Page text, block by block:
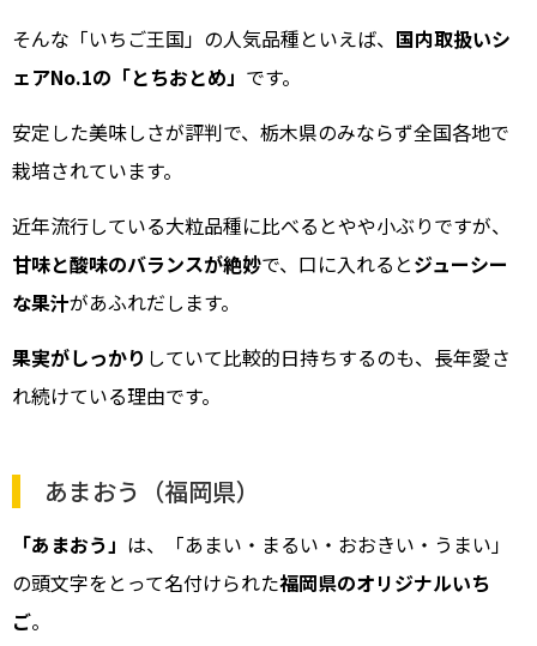
そんな「いちご王国」の人気品種といえば、 国内取扱いシ
ェアNo.1の「とちおとめ」 です。
安定した美味しさが評判で、栃木県のみならず全国各地で
栽培されています。
近年流行している大粒品種に比べるとやや小ぶりですが、
甘味と酸味のバランスが絶妙で、口に入れるとジューシー
な果汁があふれだします。
果実がしっかり していて比較的日持ちするのも、長年愛さ
れ続けている理由です。
あまおう（福岡県）
「あまおう」 は、「あまい・まるい・おおきい・うまい」
の頭文字をとって名付けられた福岡県のオリジナルいち
ご。